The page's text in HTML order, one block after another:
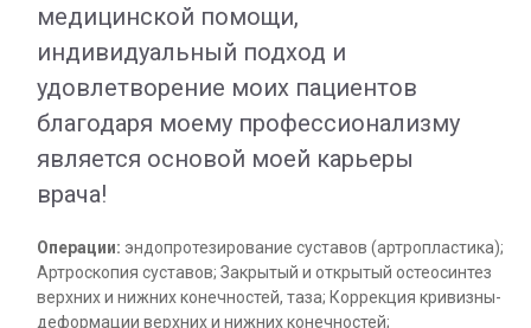
медицинской помощи,
индивидуальный подход и
удовлетворение моих пациентов
благодаря моему профессионализму
является основой моей карьеры
врача!
Операции: эндопротезирование суставов (артропластика);
Артроскопия суставов; Закрытый и открытый остеосинтез
верхних и нижних конечностей, таза; Коррекция кривизны-
деформации верхних и нижних конечностей;